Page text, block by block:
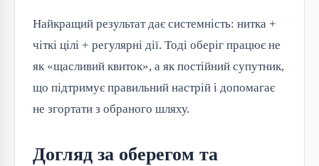
Найкращий результат дає системність: нитка +
чіткі цілі + регулярні дії. Тоді оберіг працює не
як «щасливий квиток», а як постійний супутник,
що підтримує правильний настрій і допомагає
не згортати з обраного шляху.
Догляд за оберегом та